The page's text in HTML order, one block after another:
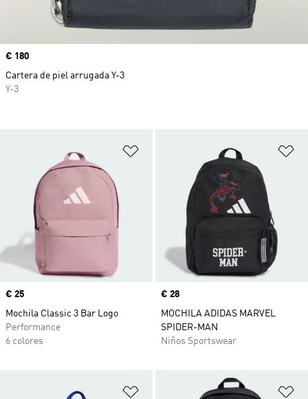
Añadir a la lista de deseos
Precio
€ 25
Mochila Classic 3 Bar Logo
Performance
6 colores
Precio
€ 28
MOCHILA ADIDAS MARVEL
SPIDER-MAN
Niños Sportswear
Añadir a la lista de deseos
Precio
€ 180
Cartera de piel arrugada Y-3
Y-3